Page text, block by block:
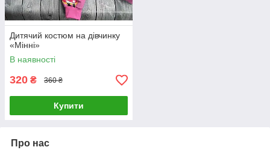
Дитячий костюм на дівчинку
«Мінні»
В наявності
320 ₴ 360 ₴
Купити
Про нас